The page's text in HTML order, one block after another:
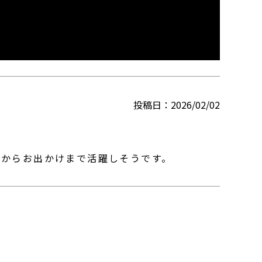
投稿日 2026/02/02
お出かけまで活躍しそうです。